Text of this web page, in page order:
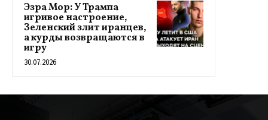
Эзра Мор: У Трампа
игривое настроение,
Зеленский злит иранцев,
а курды возвращаются в
игру
30.07.2026